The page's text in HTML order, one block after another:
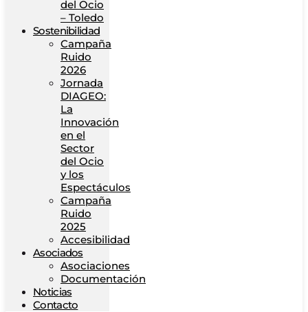
del Ocio
– Toledo
Sostenibilidad
Campaña
Ruido
2026
Jornada
DIAGEO:
La
Innovación
en el
Sector
del Ocio
y los
Espectáculos
Campaña
Ruido
2025
Accesibilidad
Asociados
Asociaciones
Documentación
Noticias
Contacto